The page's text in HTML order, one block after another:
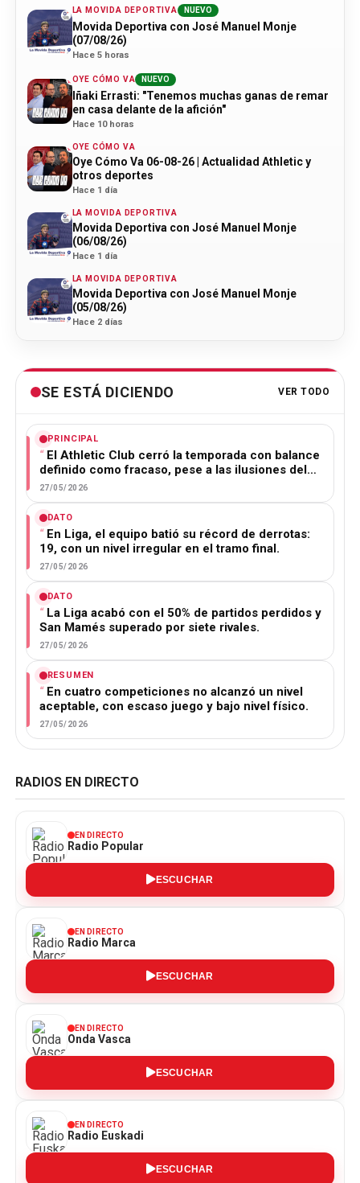
LA MOVIDA DEPORTIVA NUEVO
Movida Deportiva con José Manuel Monje
(07/08/26)
Hace 5 horas
OYE CÓMO VA NUEVO
Iñaki Errasti: "Tenemos muchas ganas de remar
en casa delante de la afición"
Hace 10 horas
OYE CÓMO VA
Oye Cómo Va 06-08-26 | Actualidad Athletic y
otros deportes
Hace 1 día
LA MOVIDA DEPORTIVA
Movida Deportiva con José Manuel Monje
(06/08/26)
Hace 1 día
LA MOVIDA DEPORTIVA
Movida Deportiva con José Manuel Monje
(05/08/26)
Hace 2 días
SE ESTÁ DICIENDO VER TODO
PRINCIPAL
El Athletic Club cerró la temporada con balance
definido como fracaso, pese a las ilusiones del…
27/05/2026
DATO
En Liga, el equipo batió su récord de derrotas:
19, con un nivel irregular en el tramo final.
27/05/2026
DATO
La Liga acabó con el 50% de partidos perdidos y
San Mamés superado por siete rivales.
27/05/2026
RESUMEN
En cuatro competiciones no alcanzó un nivel
aceptable, con escaso juego y bajo nivel físico.
27/05/2026
RADIOS EN DIRECTO
EN DIRECTO
Radio Popular
ESCUCHAR
EN DIRECTO
Radio Marca
ESCUCHAR
EN DIRECTO
Onda Vasca
ESCUCHAR
EN DIRECTO
Radio Euskadi
ESCUCHAR